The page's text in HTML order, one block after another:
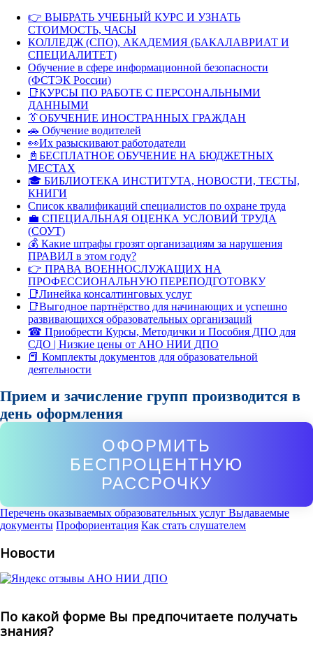
👉 ВЫБРАТЬ УЧЕБНЫЙ КУРС И УЗНАТЬ
СТОИМОСТЬ, ЧАСЫ
КОЛЛЕДЖ (СПО), АКАДЕМИЯ (БАКАЛАВРИАТ И
СПЕЦИАЛИТЕТ)
Обучение в сфере информационной безопасности
(ФСТЭК России)
📑КУРСЫ ПО РАБОТЕ С ПЕРСОНАЛЬНЫМИ
ДАННЫМИ
👔ОБУЧЕНИЕ ИНОСТРАННЫХ ГРАЖДАН
🚗 Обучение водителей
👀Их разыскивают работодатели
📓БЕСПЛАТНОЕ ОБУЧЕНИЕ НА БЮДЖЕТНЫХ
МЕСТАХ
🎓 БИБЛИОТЕКА ИНСТИТУТА, НОВОСТИ, ТЕСТЫ,
КНИГИ
Список квалификаций специалистов по охране труда
💼 СПЕЦИАЛЬНАЯ ОЦЕНКА УСЛОВИЙ ТРУДА
(СОУТ)
💰 Какие штрафы грозят организациям за нарушения
ПРАВИЛ в этом году?
👉 ПРАВА ВОЕННОСЛУЖАЩИХ НА
ПРОФЕССИОНАЛЬНУЮ ПЕРЕПОДГОТОВКУ
📑Линейка консалтинговых услуг
📑Выгодное партнёрство для начинающих и успешно
развивающихся образовательных организаций
☎ Приобрести Курсы, Методички и Пособия ДПО для
СДО | Низкие цены от АНО НИИ ДПО
📕 Комплекты документов для образовательной
деятельности
Прием и зачисление групп производится в
день оформления
ОФОРМИТЬ
БЕСПРОЦЕНТНУЮ
РАССРОЧКУ
Перечень оказываемых образовательных услуг Выдаваемые
документы Профориентация Как стать слушателем
Новости
По какой форме Вы предпочитаете получать
знания?